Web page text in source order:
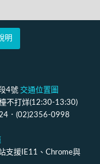
明
4號 交通位置圖
不打烊(12:30-13:30)
．(02)2356-0998
援IE11、Chrome與